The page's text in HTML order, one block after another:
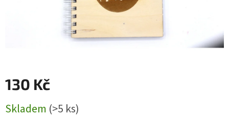
130 Kč
cena:
Skladem (>5 ks)